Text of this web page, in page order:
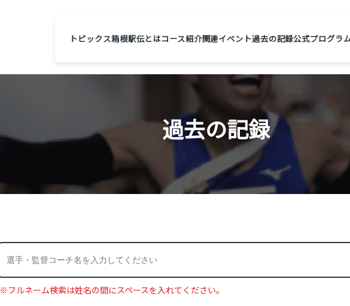
トピックス箱根駅伝とはコース紹介関連イベント過去の記録公式プログラ
過去の記録
※フルネーム検索は姓名の間にスペースを入れてください。